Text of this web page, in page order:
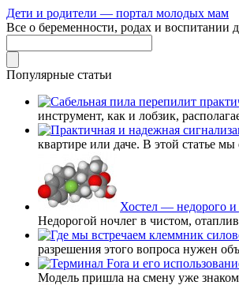
Дети и родители — портал молодых мам
Все о беременности, родах и воспитании
Популярные статьи
инструмент, как и лобзик,
квартире или даче. В этой статье мы
Хостел — недорого
Недорогой ночлег в чистом,
разрешения этого вопроса нужен
Модель пришла на смену уже